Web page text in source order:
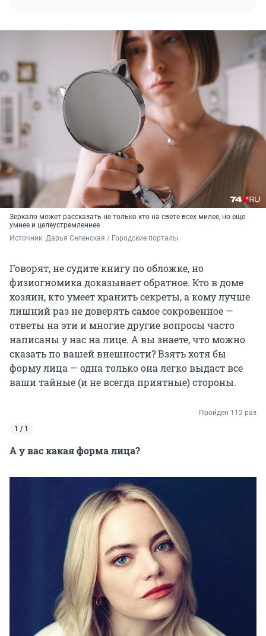
Зеркало может рассказать не только кто на свете всех милее, но еще
умнее и целеустремленнее
Источник: Дарья Селенская / Городские порталы
Говорят, не судите книгу по обложке, но
физиогномика доказывает обратное. Кто в доме
хозяин, кто умеет хранить секреты, а кому лучше
лишний раз не доверять самое сокровенное —
ответы на эти и многие другие вопросы часто
написаны у нас на лице. А вы знаете, что можно
сказать по вашей внешности? Взять хотя бы
форму лица — одна только она легко выдаст все
ваши тайные (и не всегда приятные) стороны.
Пройден 112 раз
1 / 1
А у вас какая форма лица?